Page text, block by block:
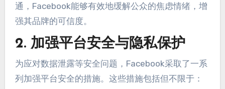
通，Facebook能够有效地缓解公众的焦虑情绪，增
强其品牌的可信度。
2. 加强平台安全与隐私保护
为应对数据泄露等安全问题，Facebook采取了一系
列加强平台安全的措施。这些措施包括但不限于：